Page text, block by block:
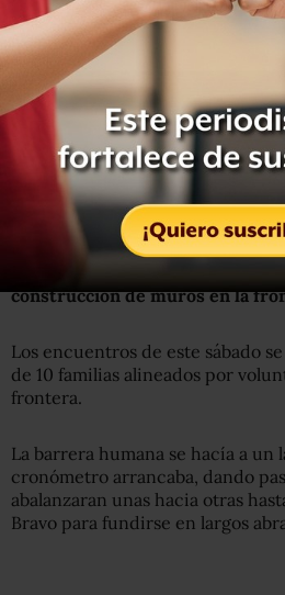
Ataque “sistemático”
A García le preocupa que este
de reencuentros para familias
deportaciones, cree que el
antimigratorias de Donald
“Queremos alzar la voz por las
construcción de muros en la
Los encuentros de este sábado
de 10 familias alineados por
frontera.
La barrera humana se hacía a un
cronómetro arrancaba, dando
abalanzaran unas hacia otras
Bravo para fundirse en largos